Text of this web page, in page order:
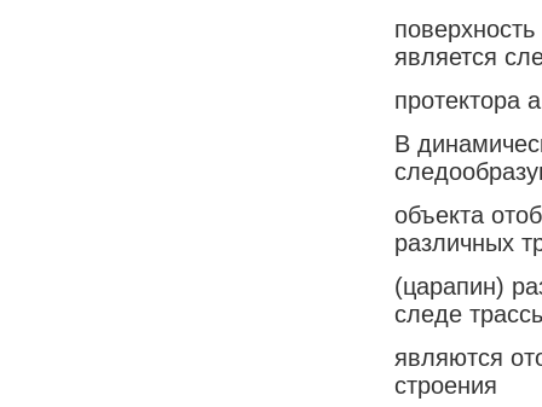
является
протектора
В
объекта
различных
(царапин)
следе
являются
строения